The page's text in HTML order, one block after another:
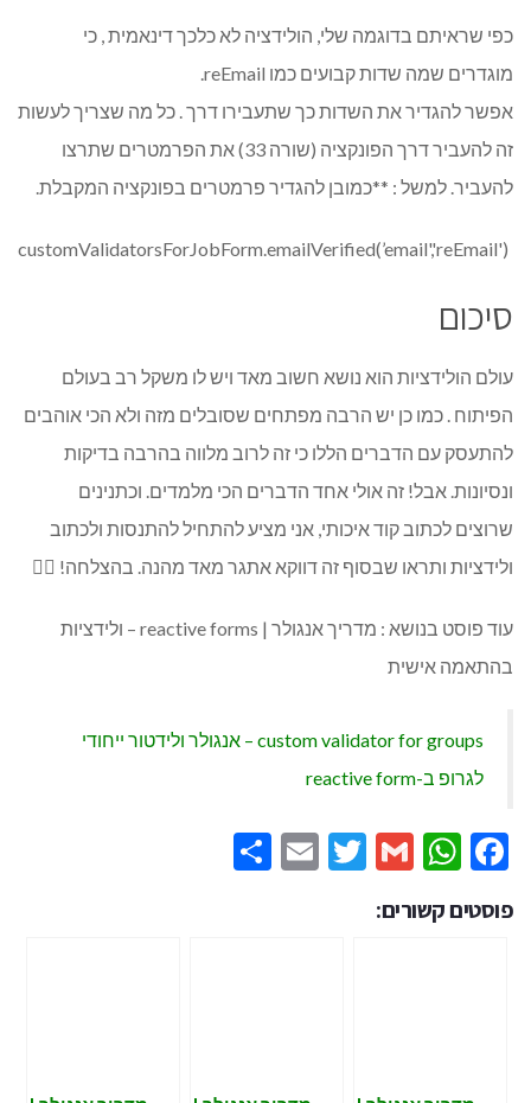
כפי שראיתם בדוגמה שלי, הולידציה לא כלכך דינאמית , כי
מוגדרים שמה שדות קבועים כמו reEmail.
אפשר להגדיר את השדות כך שתעבירו דרך . כל מה שצריך לעשות
זה להעביר דרך הפונקציה (שורה 33) את הפרמטרים שתרצו
להעביר. למשל : **כמובן להגדיר פרמטרים בפונקציה המקבלת.
customValidatorsForJobForm.emailVerified(’email','reEmail')
סיכום
עולם הולידציות הוא נושא חשוב מאד ויש לו משקל רב בעולם
הפיתוח . כמו כן יש הרבה מפתחים שסובלים מזה ולא הכי אוהבים
להתעסק עם הדברים הללו כי זה לרוב מלווה בהרבה בדיקות
ונסיונות. אבל! זה אולי אחד הדברים הכי מלמדים. וכתנינים
שרוצים לכתוב קוד איכותי, אני מציע להתחיל להתנסות ולכתוב
ולידציות ותראו שבסוף זה דווקא אתגר מאד מהנה. בהצלחה! 🐱‍🐉
עוד פוסט בנושא : מדריך אנגולר | reactive forms – ולידציות
בהתאמה אישית
custom validator for groups – אנגולר ולידטור ייחודי
לגרופ ב-reactive form
Facebook
WhatsApp
Gmail
Twitter
Email
פוסטים קשורים: